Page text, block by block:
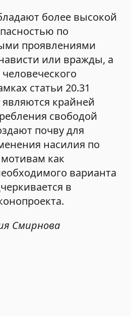
более высокой
по
проявлениями
или вражды, а
статьи 20.31
крайней
свободой
почву для
насилия по
как
варианта
в
Смирнова